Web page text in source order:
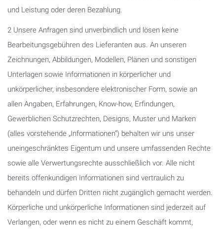
und Leistung oder deren Bezahlung.
2 Unsere Anfragen sind unverbindlich und lösen keine
Bearbeitungsgebühren des Lieferanten aus. An unseren
Zeichnungen, Abbildungen, Modellen, Plänen und sonstigen
Unterlagen sowie Informationen in körperlicher und
unkörperlicher, insbesondere elektronischer Form, sowie an
allen Angaben, Erfahrungen, Know-how, Erfindungen,
Gewerblichen Schutzrechten, Designs, Muster und Marken
(alles vorstehende „Informationen“) behalten wir uns unser
uneingeschränktes Eigentum und unsere umfassenden Rechte
sowie alle Verwertungsrechte ausschließlich vor. Alle nicht
bereits offenkundigen Informationen sind vertraulich zu
behandeln und dürfen Dritten nicht zugänglich gemacht werden.
Körperliche und unkörperliche Informationen sind jederzeit auf
Verlangen, oder wenn es nicht zu einem Geschäft kommt,